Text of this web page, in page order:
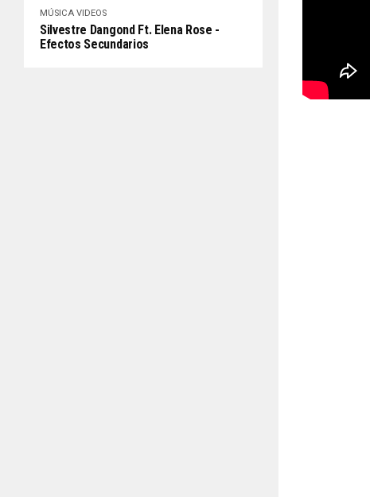
MÚSICA VIDEOS
Silvestre Dangond Ft. Elena Rose -
Efectos Secundarios